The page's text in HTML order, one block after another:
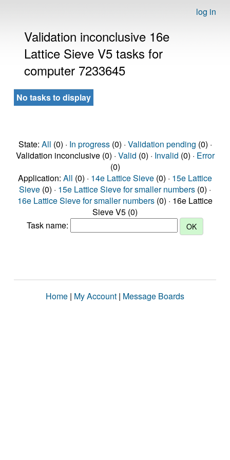
log in
Validation inconclusive 16e
Lattice Sieve V5 tasks for
computer 7233645
No tasks to display
State: All (0) · In progress(0) · Validation pending (0) ·
Validation inconclusive (0) · Valid (0) · Invalid (0) · Error
(0)
Application: All (0) · 14e Lattice Sieve (0) · 15e Lattice
Sieve (0) · 15e Lattice Sieve for smaller numbers (0) ·
16e Lattice Sieve for smaller numbers (0) · 16e Lattice
Sieve V5 (0)
Task name:
Home | My Account | Message Boards